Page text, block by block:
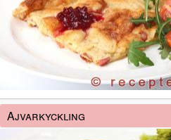
Ajvarkyckling